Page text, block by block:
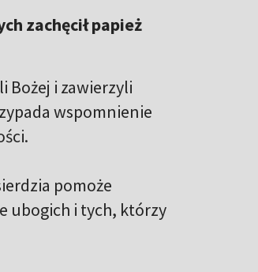
zachęcił papież
Bożej i zawierzyli
wspomnienie
pomoże
ubogich i tych, którzy